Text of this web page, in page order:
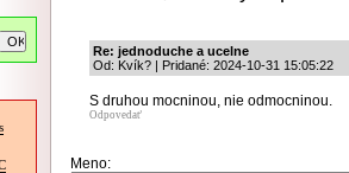
Re: jednoduche a ucelne
Od: Kvík? | Pridané: 2024-10-31 15:05:22
S druhou mocninou, nie odmocninou.
Odpovedať
Meno: